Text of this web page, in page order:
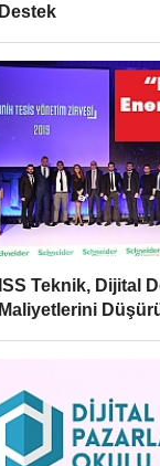
Destek
ISS Teknik, Dijital
Maliyetlerini